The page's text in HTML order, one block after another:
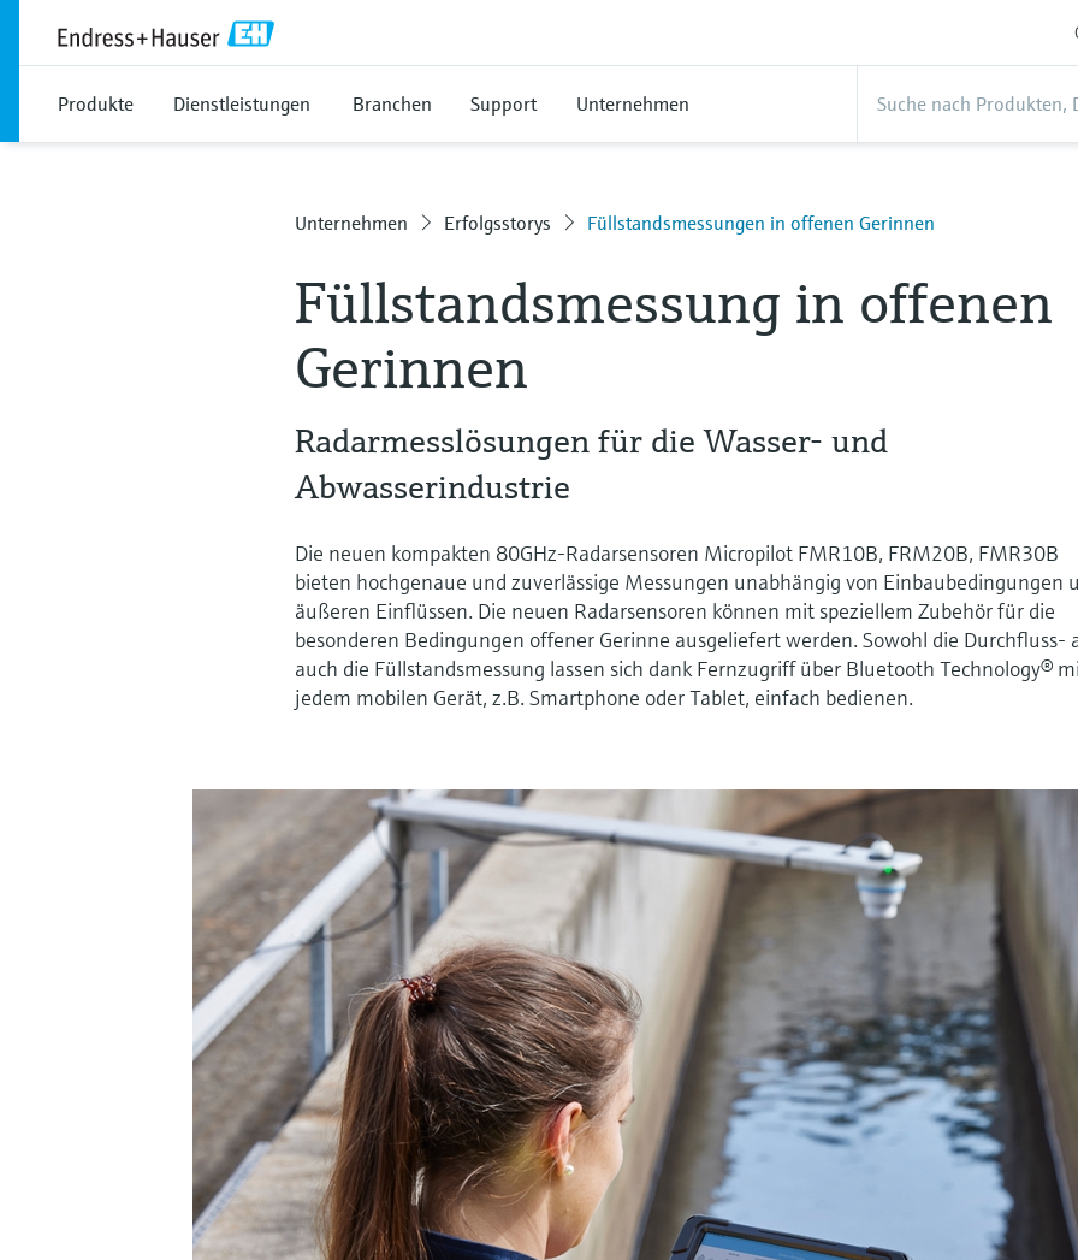
Produkte Dienstleistungen Branchen Support Unternehmen
Unternehmen Erfolgsstorys Füllstandsmessungen in offenen Gerinnen
Füllstandsmessung in offenen
Gerinnen
Radarmesslösungen für die Wasser- und
Abwasserindustrie
Die neuen kompakten 80GHz-Radarsensoren Micropilot FMR10B, FRM20B, FMR30B
bieten hochgenaue und zuverlässige Messungen unabhängig von Einbaubedingungen
äußeren Einflüssen. Die neuen Radarsensoren können mit speziellem Zubehör für die
besonderen Bedingungen offener Gerinne ausgeliefert werden. Sowohl die Durchfluss-
auch die Füllstandsmessung lassen sich dank Fernzugriff über Bluetooth Technology®
jedem mobilen Gerät, z.B. Smartphone oder Tablet, einfach bedienen.